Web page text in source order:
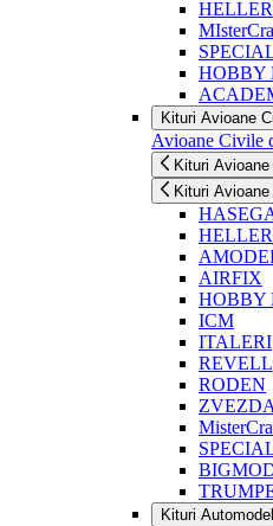
HELLER
HOBBY
Kituri Avioane
Avioane Civile
Kituri
Kituri
HELLER
AIRFIX
HOBBY
ICM
ITALERI
REVELL
RODEN
Kituri